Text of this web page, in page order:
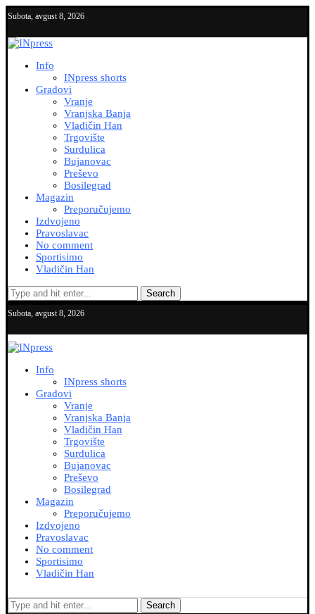
Subota, avgust 8, 2026
Info
INpress shorts
Gradovi
Vranje
Vranjska Banja
Vladičin Han
Trgovište
Surdulica
Bujanovac
Preševo
Bosilegrad
Magazin
Preporučujemo
Izdvojeno
Pravoslavac
No comment
Sportisimo
Vladičin Han
Search
Subota, avgust 8, 2026
Info
INpress shorts
Gradovi
Vranje
Vranjska Banja
Vladičin Han
Trgovište
Surdulica
Bujanovac
Preševo
Bosilegrad
Magazin
Preporučujemo
Izdvojeno
Pravoslavac
No comment
Sportisimo
Vladičin Han
Search